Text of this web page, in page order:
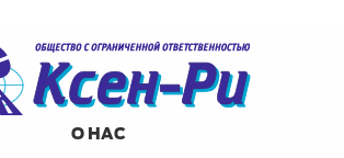
О НАС